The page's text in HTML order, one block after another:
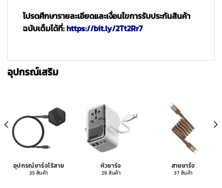
โปรดศึกษารายละเอียดและเงื่อนไขการรับประกันสินค้า
ฉบับเต็มได้ที่:https://bit.ly/2Tt2Rr7
อุปกรณ์เสริม
อุปกรณ์ชาร์จไร้สาย
35 สินค้า
หัวชาร์จ
29 สินค้า
สายชาร์จ
37 สินค้า